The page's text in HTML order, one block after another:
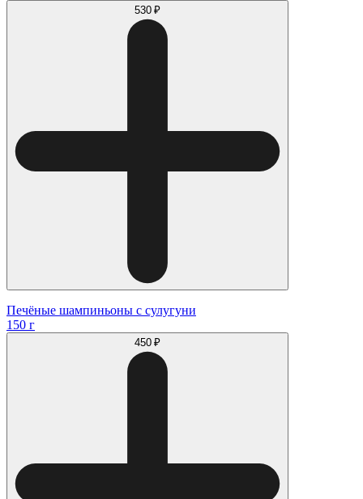
530 ₽
Печёные шампиньоны с сулугуни
150 г
450 ₽